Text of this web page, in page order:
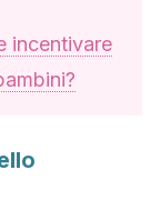
incentivare